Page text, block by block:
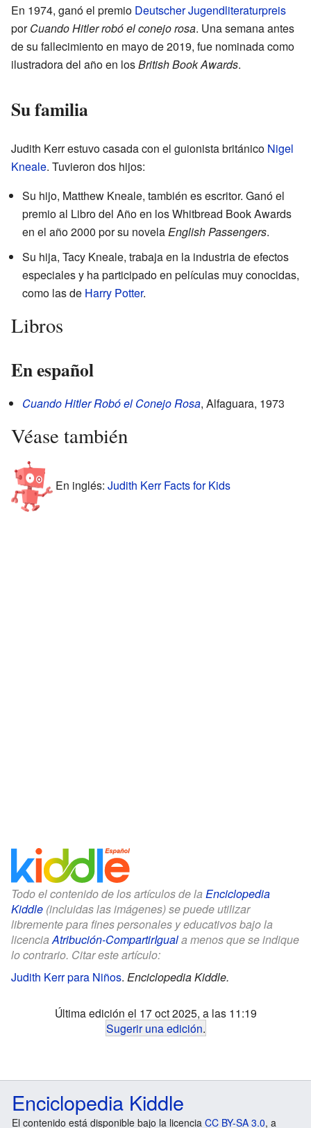
En 1974, ganó el premio Deutscher Jugendliteraturpreis
porCuando Hitler robó el conejo rosa. Una semana antes
de su fallecimiento en mayo de 2019, fue nominada como
ilustradora del año en losBritish Book Awards.
Su familia
Judith Kerr estuvo casada con el guionista británico Nigel
Kneale. Tuvieron dos hijos:
Su hijo, Matthew Kneale, también es escritor. Ganó el
premio al Libro del Año en los Whitbread Book Awards
en el año 2000 por su novelaEnglish Passengers.
Su hija, Tacy Kneale, trabaja en la industria de efectos
especiales y ha participado en películas muy conocidas,
como las de Harry Potter.
Libros
En español
Cuando Hitler Robó el Conejo Rosa, Alfaguara, 1973
Véase también
En inglés: Judith Kerr Facts for Kids
Todo el contenido de los artículos de la Enciclopedia
Kiddle (incluidas las imágenes) se puede utilizar
libremente para fines personales y educativos bajo la
licenciaAtribución-CompartirIguala menos que se indique
lo contrario. Citar este artículo:
Judith Kerr para Niños. Enciclopedia Kiddle.
Última edición el 17 oct 2025, a las 11:19
Sugerir una edición.
Enciclopedia Kiddle
El contenido está disponible bajo la licencia CC BY-SA 3.0, a